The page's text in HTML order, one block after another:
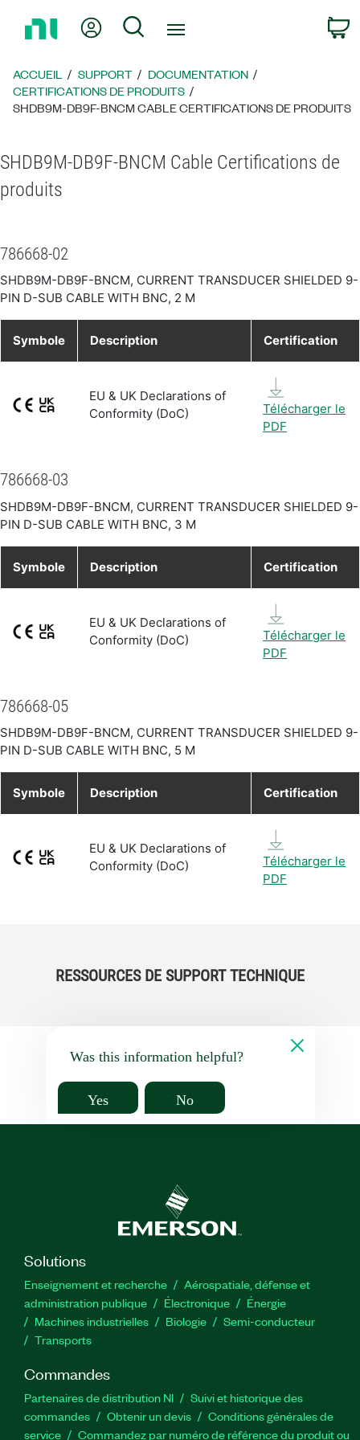
page
d’accueil
Mon compteRechercher
ACCUEIL SUPPORT
DOCUMENTATION
CERTIFICATIONS DE PRODUITS
SHDB9M-DB9F-BNCM CABLE CERTIFICATIONS DE PRODUITS
SHDB9M-DB9F-BNCM Cable Certifications de
produits
786668-02
SHDB9M-DB9F-BNCM, CURRENT TRANSDUCER SHIELDED 9-
PIN D-SUB CABLE WITH BNC, 2 M
Symbole Description Certification
EU & UK Declarations of
Conformity (DoC)
Télécharger le
PDF
786668-03
SHDB9M-DB9F-BNCM, CURRENT TRANSDUCER SHIELDED 9-
PIN D-SUB CABLE WITH BNC, 3 M
Symbole Description Certification
EU & UK Declarations of
Conformity (DoC)
Télécharger le
PDF
786668-05
SHDB9M-DB9F-BNCM, CURRENT TRANSDUCER SHIELDED 9-
PIN D-SUB CABLE WITH BNC, 5 M
Symbole Description Certification
EU & UK Declarations of
Conformity (DoC)
Télécharger le
PDF
RESSOURCES DE SUPPORT TECHNIQUE
Was this information helpful?
Yes No
Solutions
Enseignement et recherche
Aérospatiale, défense et
administration publique
Électronique
Énergie​
Machines industrielles
Biologie
Semi-conducteur
Transports
Commandes
Partenaires de distribution NI
Suivi et historique des
commandes
Obtenir un devis
Conditions générales de
service
Commandez par numéro de référence du produit ou